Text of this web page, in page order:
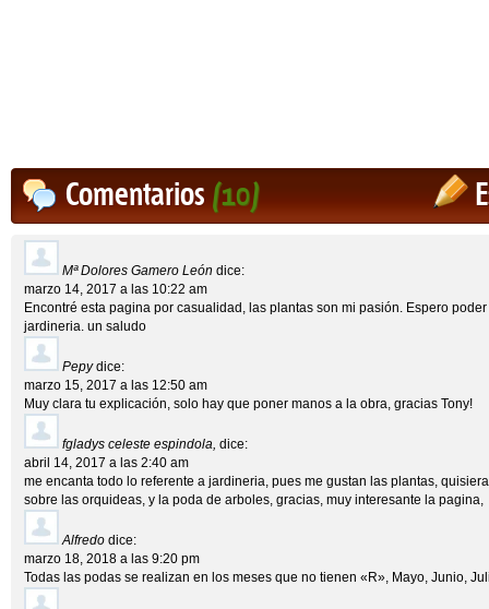
Comentarios(10)
Mª Dolores Gamero León dice:
marzo 14, 2017 a las 10:22 am
Encontré esta pagina por casualidad, las plantas son mi pasión. Espero
jardineria. un saludo
Pepy dice:
marzo 15, 2017 a las 12:50 am
Muy clara tu explicación, solo hay que poner manos a la obra, gracias Tony!
fgladys celeste espindola, dice:
abril 14, 2017 a las 2:40 am
me encanta todo lo referente a jardineria, pues me gustan las plantas,
sobre las orquideas, y la poda de arboles, gracias, muy interesante la pagina,
Alfredo dice:
marzo 18, 2018 a las 9:20 pm
Todas las podas se realizan en los meses que no tienen «R», Mayo, Junio,